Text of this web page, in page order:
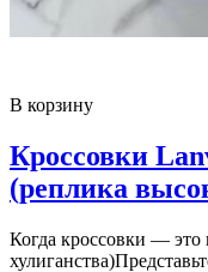
В корзину
Кроссовки
(реплика
Когда кроссовки — это